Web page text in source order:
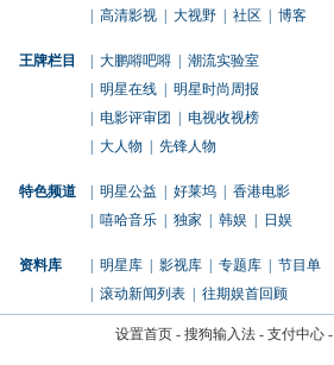
高清影视 大视野 社区 博客
王牌栏目 大鹏嘚吧嘚
潮流实验室
明星在线
明星时尚周报
电影评审团
电视收视榜
大人物 先锋人物
特色频道 明星公益 好莱坞
香港电影
嘻哈音乐 独家 韩娱 日娱
资料库 明星库 影视库 专题库
节目单
滚动新闻列表 往期娱首回顾
设置首页- 搜狗输入法- 支付中心-